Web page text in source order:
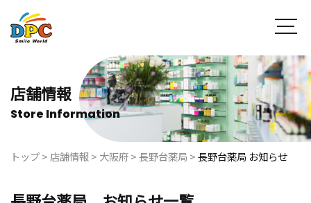
店舗情報
Store Information
トップ> 店舗情報> 大阪府>長野台薬局 >長野台薬局 お知らせ